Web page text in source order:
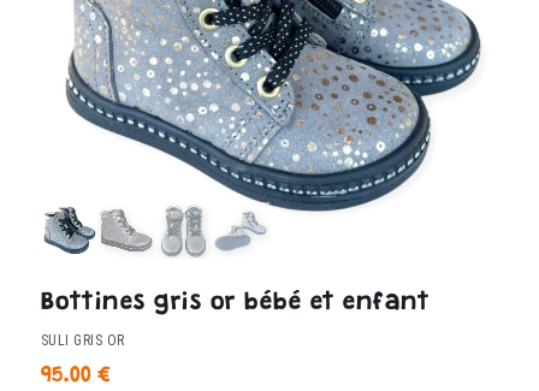
Bottines gris or bébé et enfant
SULI GRIS OR
95.00 €